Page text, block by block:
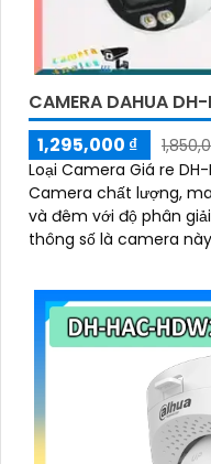
CAMERA DAHUA
1,295,000 ₫
Loại Camera Giá re
Camera chất lượng,
và đêm với độ phân giải 5.0 MP. Ấn
thông số là camera